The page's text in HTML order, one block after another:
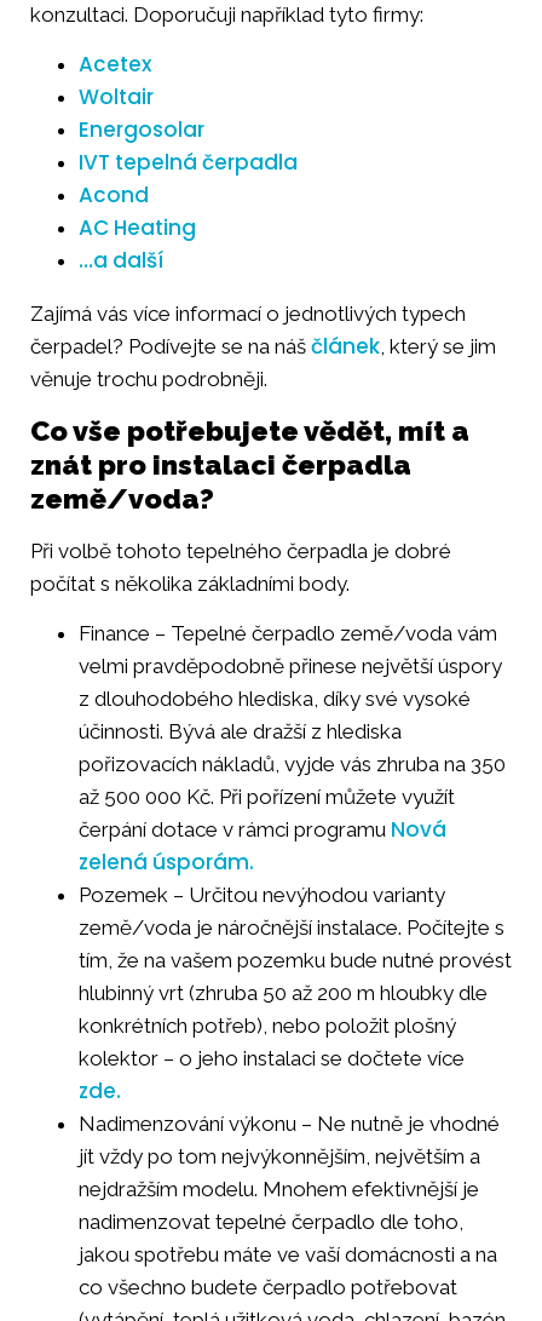
konzultaci. Doporučuji například tyto firmy:
Acetex
Woltair
Energosolar
IVT tepelná čerpadla
Acond
AC Heating
…a další
Zajímá vás více informací o jednotlivých typech
čerpadel? Podívejte se na náš článek, který se jim
věnuje trochu podrobněji.
Co vše potřebujete vědět, mít a
znát pro instalaci čerpadla
země/voda?
Při volbě tohoto tepelného čerpadla je dobré
počítat s několika základními body.
Finance – Tepelné čerpadlo země/voda vám
velmi pravděpodobně přinese největší úspory
z dlouhodobého hlediska, díky své vysoké
účinnosti. Bývá ale dražší z hlediska
pořizovacích nákladů, vyjde vás zhruba na 350
až 500 000 Kč. Při pořízení můžete využít
čerpání dotace v rámci programu Nová
zelená úsporám.
Pozemek – Určitou nevýhodou varianty
země/voda je náročnější instalace. Počítejte s
tím, že na vašem pozemku bude nutné provést
hlubinný vrt (zhruba 50 až 200 m hloubky dle
konkrétních potřeb), nebo položit plošný
kolektor – o jeho instalaci se dočtete více
zde.
Nadimenzování výkonu – Ne nutně je vhodné
jít vždy po tom nejvýkonnějším, největším a
nejdražším modelu. Mnohem efektivnější je
nadimenzovat tepelné čerpadlo dle toho,
jakou spotřebu máte ve vaší domácnosti a na
co všechno budete čerpadlo potřebovat